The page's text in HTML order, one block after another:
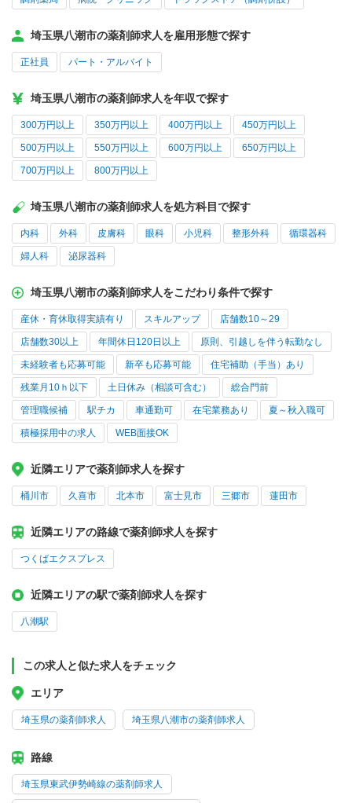
埼玉県八潮市の薬剤師求人を雇用形態で探す
正社員 パート・アルバイト
埼玉県八潮市の薬剤師求人を年収で探す
300万円以上 350万円以上 400万円以上 450万円以上
500万円以上 550万円以上 600万円以上 650万円以上
700万円以上 800万円以上
埼玉県八潮市の薬剤師求人を処方科目で探す
内科 外科 皮膚科 眼科 小児科 整形外科 循環器科
婦人科 泌尿器科
埼玉県八潮市の薬剤師求人をこだわり条件で探す
産休・育休取得実績有り スキルアップ 店舗数10～29
店舗数30以上 年間休日120日以上 原則、引越しを伴う転勤なし
未経験者も応募可能 新卒も応募可能 住宅補助（手当）あり
残業月10ｈ以下 土日休み（相談可含む） 総合門前
管理職候補 駅チカ 車通勤可 在宅業務あり 夏～秋入職可
積極採用中の求人 WEB面接OK
近隣エリアで薬剤師求人を探す
桶川市 久喜市 北本市 富士見市 三郷市 蓮田市
近隣エリアの路線で薬剤師求人を探す
つくばエクスプレス
近隣エリアの駅で薬剤師求人を探す
八潮駅
この求人と似た求人をチェック
エリア
埼玉県の薬剤師求人 埼玉県八潮市の薬剤師求人
路線
埼玉県東武伊勢崎線の薬剤師求人